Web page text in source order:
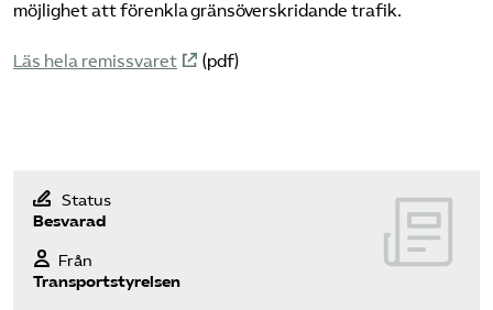
Logga in på Arbetsgivarguiden
möjlighet att förenkla gränsöverskridande trafik.
Läs hela remissvaret (pdf)
Status
Besvarad
Från
Transportstyrelsen